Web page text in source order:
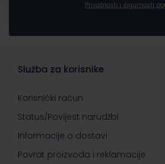
Privatnosti i sigurnosti
Služba za korisnike
Korisnički račun
Status/Povijest narudžbi
Informacije o dostavi
Povrat proizvoda i reklamacije